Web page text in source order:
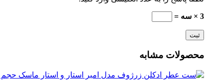
3 × سه =
محصولات مشابه